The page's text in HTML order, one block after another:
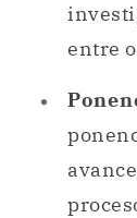
entre